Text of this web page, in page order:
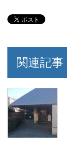
関連記事